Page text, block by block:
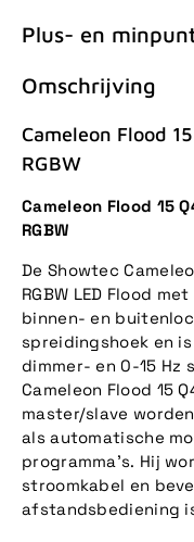
Plus- en
Omschrijving
Cameleon Flood
RGBW
Cameleon Flood 15
RGBW
De Showtec
RGBW LED Flood
binnen- en
spreidingshoek en
dimmer- en 0-15 Hz
Cameleon Flood 15
master/slave
als automatische
programma's. Hij
stroomkabel en
afstandsbediening